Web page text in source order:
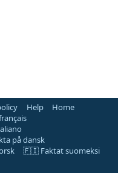
Help
Home
på dansk
🇫🇮 Faktat suomeksi